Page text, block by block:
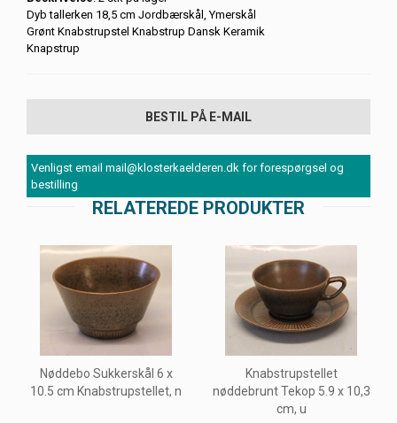
Dyb tallerken 18,5 cm Jordbærskål, Ymerskål
Grønt Knabstrupstel Knabstrup Dansk Keramik
Knapstrup
BESTIL PÅ E-MAIL
Venligst email mail@klosterkaelderen.dk for forespørgsel og
bestilling
RELATEREDE PRODUKTER
Nøddebo Sukkerskål 6 x
10.5 cm Knabstrupstellet, n
Knabstrupstellet
nøddebrunt Tekop 5.9 x 10,3
cm, u